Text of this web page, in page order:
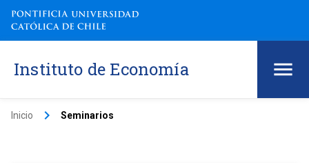
Instituto de Economía
Inicio keyboard_arrow_right Seminarios